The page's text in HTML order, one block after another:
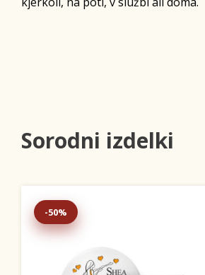
Sorodni izdelki
-50%